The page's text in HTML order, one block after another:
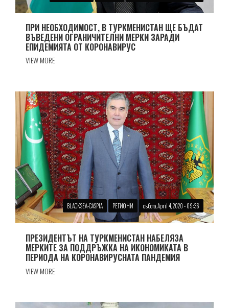
ПРИ НЕОБХОДИМОСТ, В ТУРКМЕНИСТАН ЩЕ БЪДАТ
ВЪВЕДЕНИ ОГРАНИЧИТЕЛНИ МЕРКИ ЗАРАДИ
ЕПИДЕМИЯТА ОТ КОРОНАВИРУС
VIEW MORE
BLACKSEA-CASPIA РЕГИОНИ събота, April 4, 2020 - 09:36
ПРЕЗИДЕНТЪТ НА ТУРКМЕНИСТАН НАБЕЛЯЗА
МЕРКИТЕ ЗА ПОДДРЪЖКА НА ИКОНОМИКАТА В
ПЕРИОДА НА КОРОНАВИРУСНАТА ПАНДЕМИЯ
VIEW MORE